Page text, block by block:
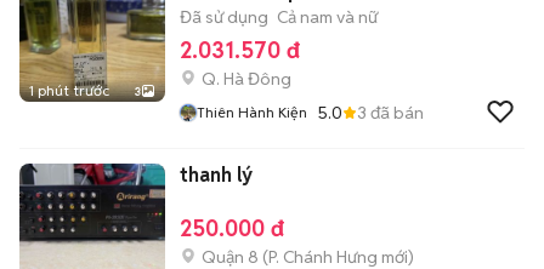
1 phút trước 3
Đã sử dụng Cả nam và nữ
2.031.570 đ
Q. Hà Đông
Thiên Hành Kiện 5.0 3 đã bán
thanh lý
250.000 đ
Quận 8 (P. Chánh Hưng mới)